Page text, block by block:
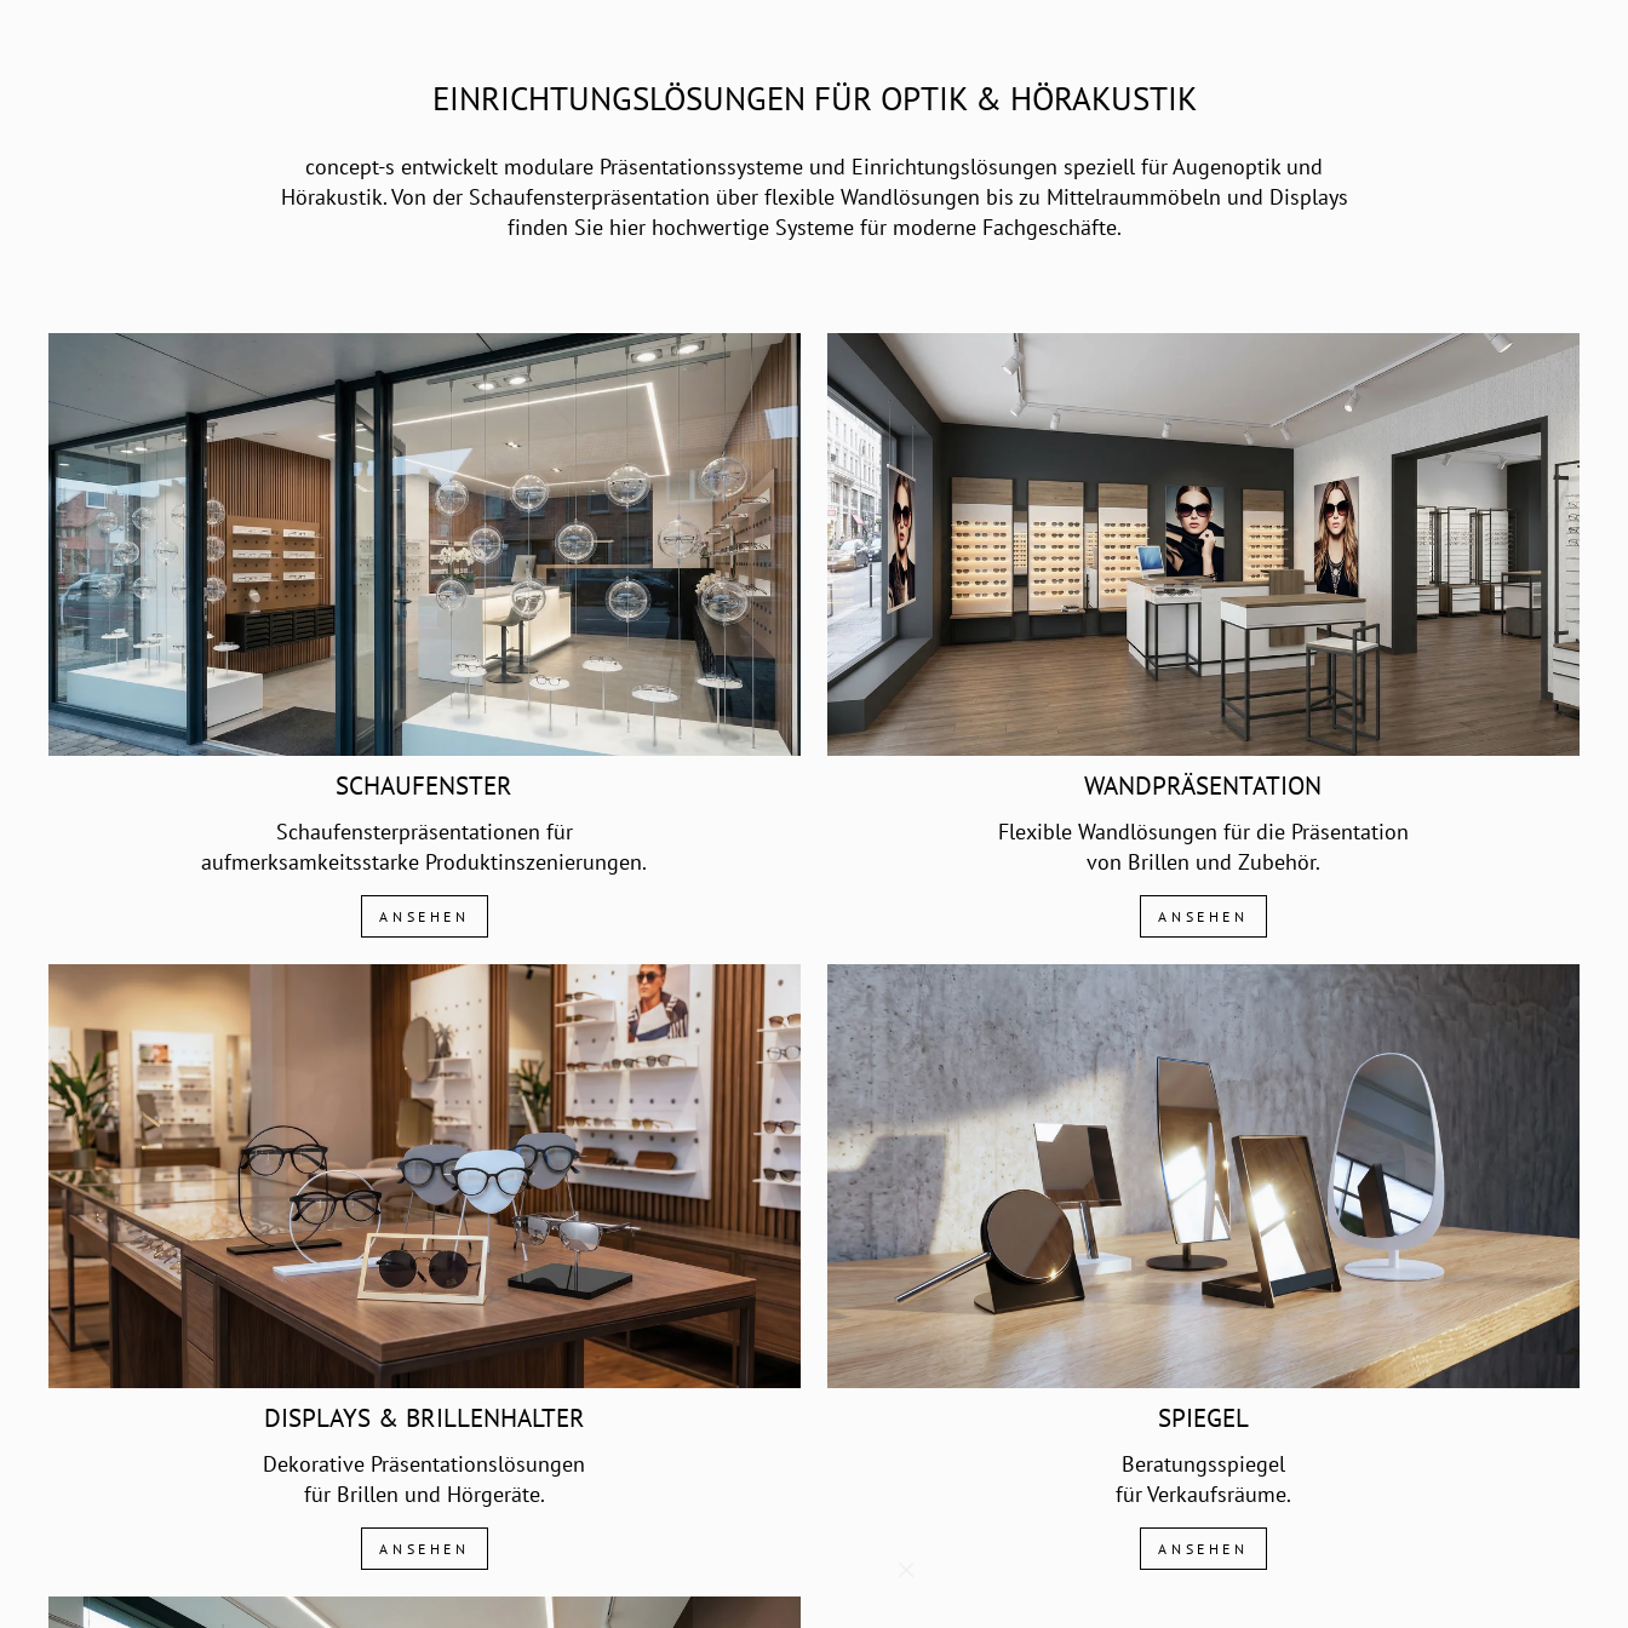
EINRICHTUNGSLÖSUNGEN FÜR OPTIK & HÖRAKUSTIK
concept-s entwickelt modulare Präsentationssysteme und Einrichtungslösungen speziell für Augenoptik und
Hörakustik. Von der Schaufensterpräsentation über flexible Wandlösungen bis zu Mittelraummöbeln und Displays
finden Sie hier hochwertige Systeme für moderne Fachgeschäfte.
SCHAUFENSTER
Schaufensterpräsentationen für
aufmerksamkeitsstarke Produktinszenierungen.
ANSEHEN
WANDPRÄSENTATION
Flexible Wandlösungen für die Präsentation
von Brillen und Zubehör.
ANSEHEN
DISPLAYS & BRILLENHALTER
Dekorative Präsentationslösungen
für Brillen und Hörgeräte.
ANSEHEN
SPIEGEL
Beratungsspiegel
für Verkaufsräume.
ANSEHEN